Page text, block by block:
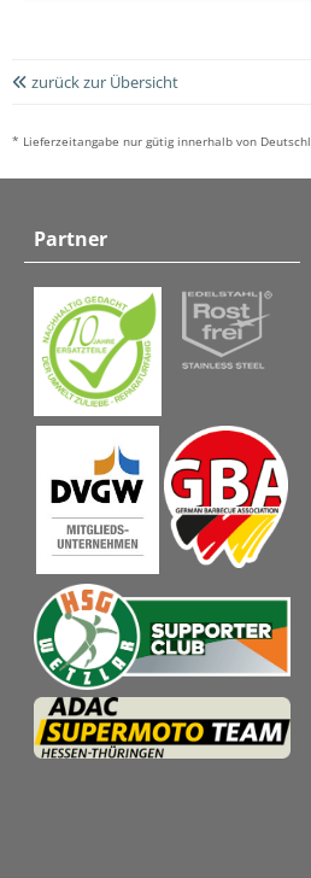
zurück zur Übersicht
* Lieferzeitangabe nur gütig innerhalb von
Partner